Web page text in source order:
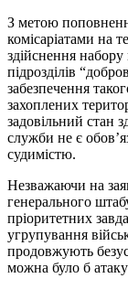
З метою
комісаріатами на
здійснення
підрозділів
забезпечення
захоплених
задовільний стан
служби не є
судимістю.
Незважаючи на
генерального
пріоритетних
угрупування
продовжують
можна було б